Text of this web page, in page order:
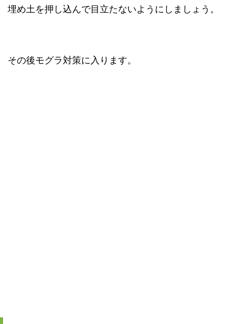
埋め土を押し込んで目立たないようにしましょう。
その後モグラ対策に入ります。